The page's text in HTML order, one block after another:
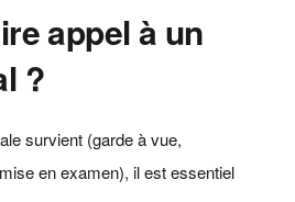
appel à un
?
survient (garde à vue,
en examen), il est essentiel